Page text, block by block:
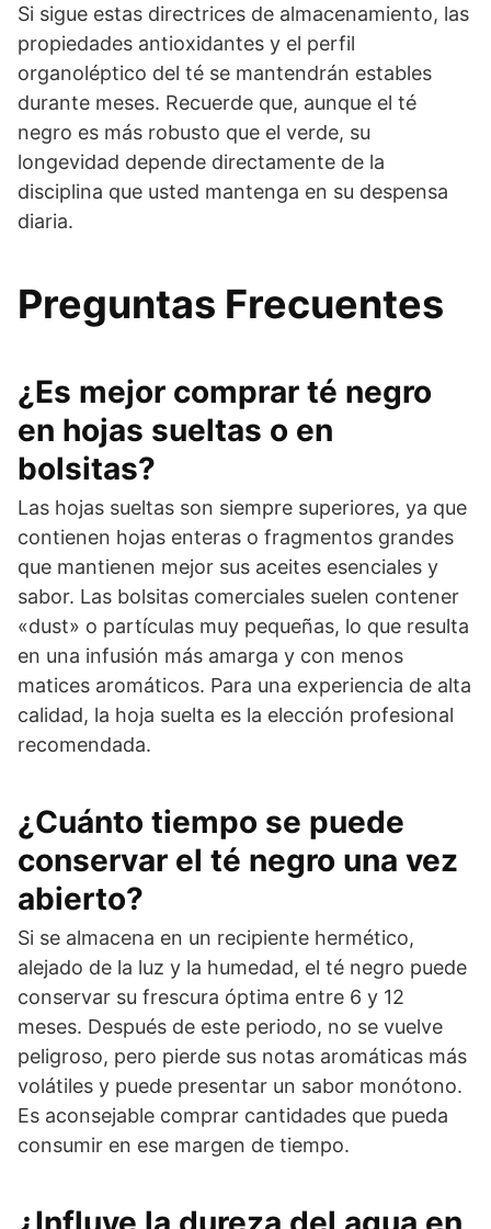
Si sigue estas directrices de almacenamiento, las
propiedades antioxidantes y el perfil
organoléptico del té se mantendrán estables
durante meses. Recuerde que, aunque el té
negro es más robusto que el verde, su
longevidad depende directamente de la
disciplina que usted mantenga en su despensa
diaria.
Preguntas Frecuentes
¿Es mejor comprar té negro
en hojas sueltas o en
bolsitas?
Las hojas sueltas son siempre superiores, ya que
contienen hojas enteras o fragmentos grandes
que mantienen mejor sus aceites esenciales y
sabor. Las bolsitas comerciales suelen contener
«dust» o partículas muy pequeñas, lo que resulta
en una infusión más amarga y con menos
matices aromáticos. Para una experiencia de alta
calidad, la hoja suelta es la elección profesional
recomendada.
¿Cuánto tiempo se puede
conservar el té negro una vez
abierto?
Si se almacena en un recipiente hermético,
alejado de la luz y la humedad, el té negro puede
conservar su frescura óptima entre 6 y 12
meses. Después de este periodo, no se vuelve
peligroso, pero pierde sus notas aromáticas más
volátiles y puede presentar un sabor monótono.
Es aconsejable comprar cantidades que pueda
consumir en ese margen de tiempo.